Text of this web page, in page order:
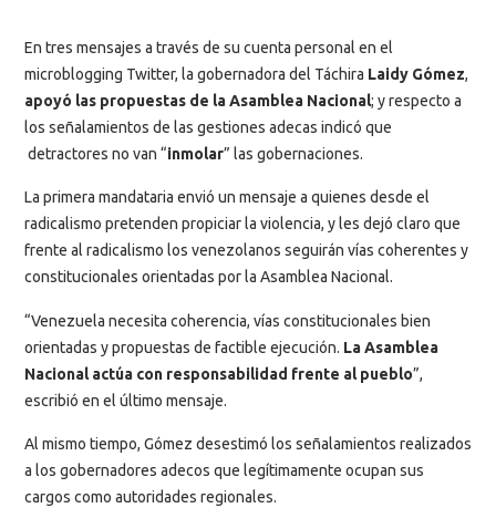
En tres mensajes a través de su cuenta personal en el
microblogging Twitter, la gobernadora del Táchira Laidy Gómez,
apoyó las propuestas de la Asamblea Nacional; y respecto a
los señalamientos de las gestiones adecas indicó que
detractores no van “inmolar” las gobernaciones.
La primera mandataria envió un mensaje a quienes desde el
radicalismo pretenden propiciar la violencia, y les dejó claro que
frente al radicalismo los venezolanos seguirán vías coherentes y
constitucionales orientadas por la Asamblea Nacional.
“Venezuela necesita coherencia, vías constitucionales bien
orientadas y propuestas de factible ejecución. La Asamblea
Nacional actúa con responsabilidad frente al pueblo”,
escribió en el último mensaje.
Al mismo tiempo, Gómez desestimó los señalamientos realizados
a los gobernadores adecos que legítimamente ocupan sus
cargos como autoridades regionales.